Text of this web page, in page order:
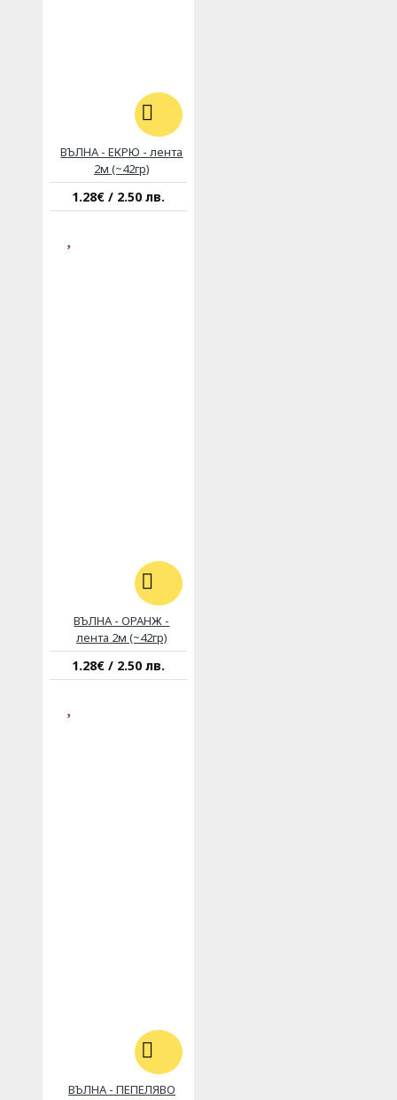
ВЪЛНА - ЕКРЮ - лента
2м (~42гр)
1.28€ / 2.50 лв.
ВЪЛНА - ОРАНЖ -
лента 2м (~42гр)
1.28€ / 2.50 лв.
ВЪЛНА - ПЕПЕЛЯВО